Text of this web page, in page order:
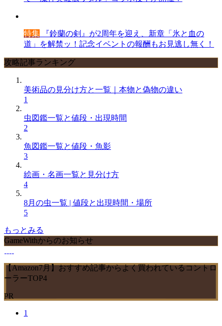
特集 『鈴蘭の剣』が2周年を迎え、新章「氷と血の
道」を解禁ッ！記念イベントの報酬もお見逃し無く！
攻略記事ランキング
美術品の見分け方と一覧｜本物と偽物の違い
1
虫図鑑一覧と値段・出現時間
2
魚図鑑一覧と値段・魚影
3
絵画・名画一覧と見分け方
4
8月の虫一覧 | 値段と出現時間・場所
5
もっとみる
GameWithからのお知らせ
【Amazon7月】おすすめ記事からよく買われているコントロ
ーラーTOP4
PR
1